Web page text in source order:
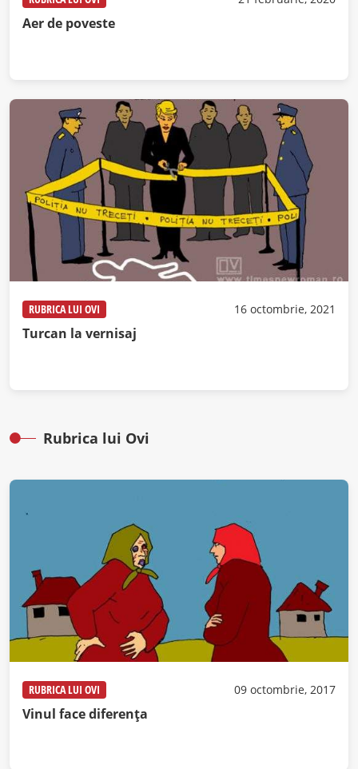
Aer de poveste
RUBRICA LUI OVI 16 octombrie, 2021
Turcan la vernisaj
Rubrica lui Ovi
RUBRICA LUI OVI 09 octombrie, 2017
Vinul face diferenţa